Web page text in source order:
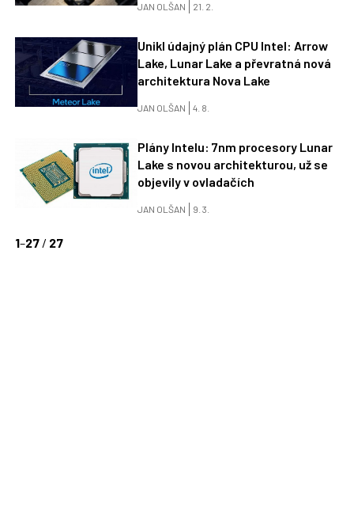
JAN OLŠAN 21. 2.
Unikl údajný plán CPU Intel: Arrow
Lake, Lunar Lake a převratná nová
architektura Nova Lake
JAN OLŠAN 4. 8.
Plány Intelu: 7nm procesory Lunar
Lake s novou architekturou, už se
objevily v ovladačích
JAN OLŠAN 9. 3.
1–27/ 27